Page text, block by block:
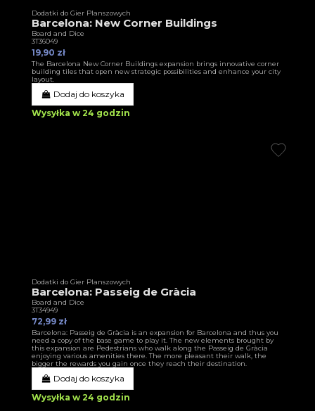
Dodatki do Gier Planszowych
Barcelona: New Corner Buildings
Board and Dice
3T36049
19,90 zł
The Barcelona New Corner Buildings expansion brings innovative corner
building tiles that open new strategic possibilities and enhance your city
layout.
Dodaj do koszyka
Wysyłka w 24 godzin
Dodatki do Gier Planszowych
Barcelona: Passeig de Gràcia
Board and Dice
3T34949
72,99 zł
Barcelona: Passeig de Gràcia is an expansion for Barcelona and thus you
need a copy of the base game to play it. The new elements brought by
this expansion are Pedestrians who walk along the Passeig de Gràcia
enjoying various amenities there. The more pleasant their walk, the
bigger the rewards you gain once they reach their destination.
Dodaj do koszyka
Wysyłka w 24 godzin